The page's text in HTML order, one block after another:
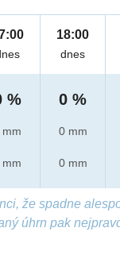
%
mm
mm
18:00
dnes
0 %
0 mm
0 mm
že spadne
úhrn pak